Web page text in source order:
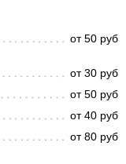
от 50 руб
от 30 руб
от 50 руб
от 40 руб
от 80 руб